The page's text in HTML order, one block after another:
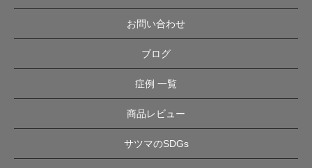
お問い合わせ
ブログ
症例 一覧
商品レビュー
サツマのSDGs